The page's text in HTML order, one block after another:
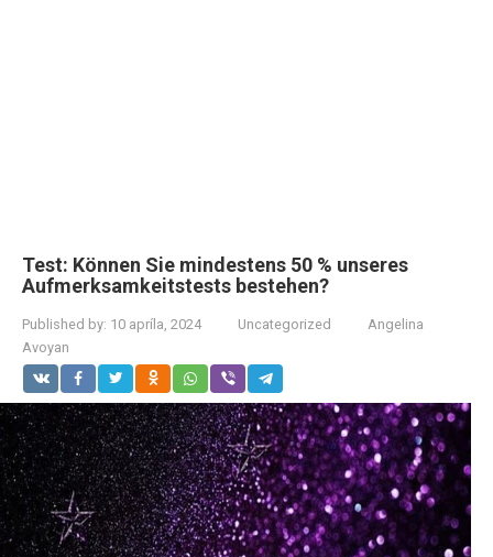
Test: Können Sie mindestens 50 % unseres
Aufmerksamkeitstests bestehen?
Published by: 10 apríla, 2024 Uncategorized
Angelina
Avoyan